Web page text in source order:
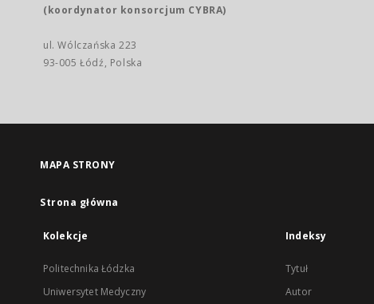
(koordynator konsorcjum CYBRA)
ul. Wólczańska 223
93-005 Łódź, Polska
MAPA STRONY
Strona główna
Kolekcje
Politechnika Łódzka
Uniwersytet Medyczny
Indeksy
Tytuł
Autor